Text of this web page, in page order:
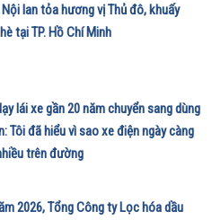
lan tỏa hương vị Thủ đô, khuấy
tại TP. Hồ Chí Minh
lái xe gần 20 năm chuyển sang dùng
Tôi đã hiểu vì sao xe điện ngày càng
trên đường
2026, Tổng Công ty Lọc hóa dầu